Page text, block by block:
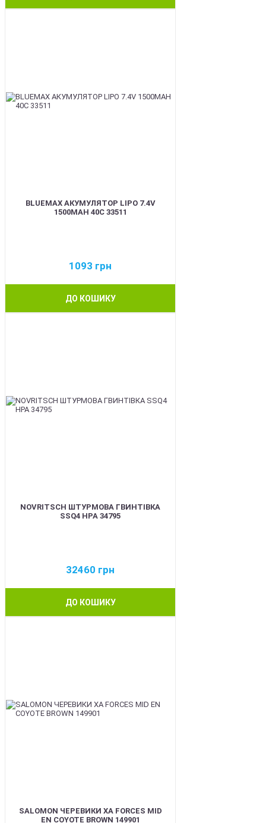
BLUEMAX АКУМУЛЯТОР LIPO 7.4V
1500MAH 40C 33511
1093 грн
ДО КОШИКУ
NOVRITSCH ШТУРМОВА ГВИНТІВКА
SSQ4 HPA 34795
32460 грн
ДО КОШИКУ
SALOMON ЧЕРЕВИКИ XA FORCES MID
EN COYOTE BROWN 149901